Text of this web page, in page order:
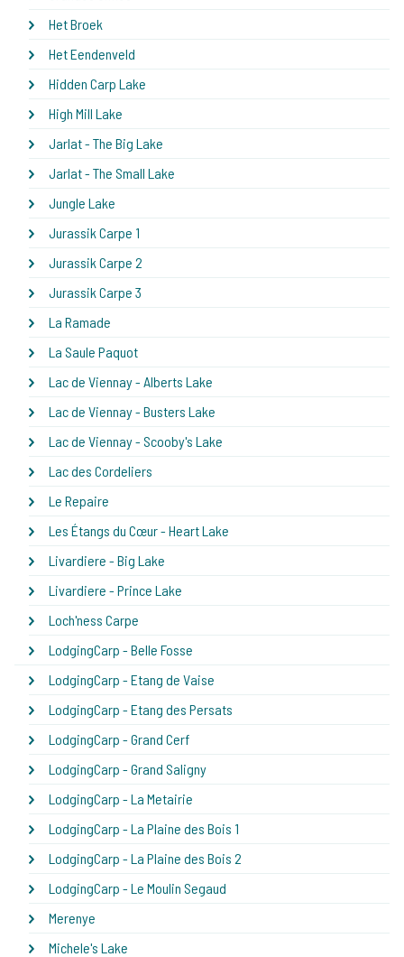
Het Broek
Het Eendenveld
Hidden Carp Lake
High Mill Lake
Jarlat - The Big Lake
Jarlat - The Small Lake
Jungle Lake
Jurassik Carpe 1
Jurassik Carpe 2
Jurassik Carpe 3
La Ramade
La Saule Paquot
Lac de Viennay - Alberts Lake
Lac de Viennay - Busters Lake
Lac de Viennay - Scooby's Lake
Lac des Cordeliers
Le Repaire
Les Étangs du Cœur - Heart Lake
Livardiere - Big Lake
Livardiere - Prince Lake
Loch'ness Carpe
LodgingCarp - Belle Fosse
LodgingCarp - Etang de Vaise
LodgingCarp - Etang des Persats
LodgingCarp - Grand Cerf
LodgingCarp - Grand Saligny
LodgingCarp - La Metairie
LodgingCarp - La Plaine des Bois 1
LodgingCarp - La Plaine des Bois 2
LodgingCarp - Le Moulin Segaud
Merenye
Michele's Lake